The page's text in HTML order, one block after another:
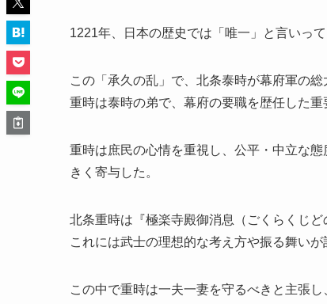
1221年、日本の歴史では「唯一」と言いっ
この「承久の乱」で、北条泰時が幕府軍の総
重時は泰時の弟で、幕府の要職を歴任した重
重時は庶民の心情を重視し、公平・中立な
きく寄与した。
北条重時は『極楽寺殿御消息（ごくらくじ
これには武士の理想的な考え方や振る舞い
この中で重時は一夫一妻を守るべきと主張